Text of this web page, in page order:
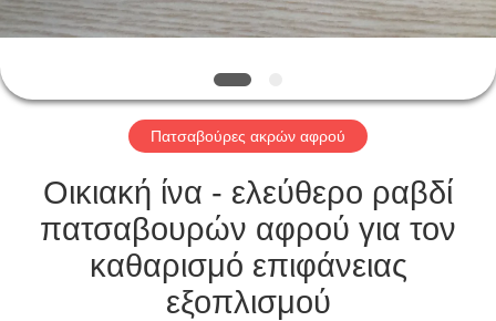
ΕΠΙΣΚΈΨΕΙΣ
ΣΤΟ
ΕΡΓΟΣΤΆΣΙΟ
ΈΛΕΓΧΟΣ
ΠΟΙΌΤΗΤΑΣ
ΕΠΙΚΟΙΝΩΝΉΣΤΕ
Πατσαβούρες ακρών αφρού
Οικιακή ίνα - ελεύθερο ραβδί
πατσαβουρών αφρού για τον
καθαρισμό επιφάνειας
εξοπλισμού